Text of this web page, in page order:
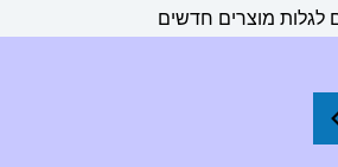
לגלות מוצרים חדשים